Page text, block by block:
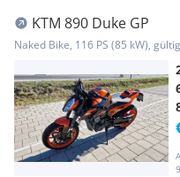
KTM 890 Duke GP
Naked Bike, 116 PS (85 kW),